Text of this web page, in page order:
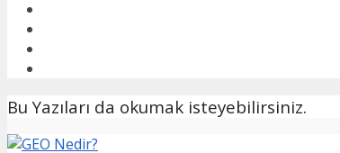
Bu Yazıları da okumak isteyebilirsiniz.